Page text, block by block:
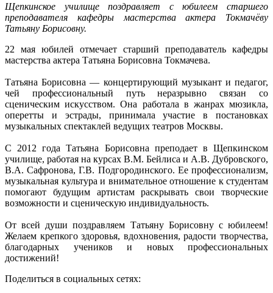
Щепкинское училище поздравляет с юбилеем старшего
преподавателя кафедры мастерства актера Токмачёву
Татьяну Борисовну.
22 мая юбилей отмечает старший преподаватель кафедры
мастерства актера Татьяна Борисовна Токмачева.
Татьяна Борисовна — концертирующий музыкант и педагог,
чей профессиональный путь неразрывно связан со
сценическим искусством. Она работала в жанрах мюзикла,
оперетты и эстрады, принимала участие в постановках
музыкальных спектаклей ведущих театров Москвы.
С 2012 года Татьяна Борисовна преподает в Щепкинском
училище, работая на курсах В.М. Бейлиса и А.В. Дубровского,
В.А. Сафронова, Г.В. Подгородинского. Ее профессионализм,
музыкальная культура и внимательное отношение к студентам
помогают будущим артистам раскрывать свои творческие
возможности и сценическую индивидуальность.
От всей души поздравляем Татьяну Борисовну с юбилеем!
Желаем крепкого здоровья, вдохновения, радости творчества,
благодарных учеников и новых профессиональных
достижений!
Поделиться в социальных сетях: